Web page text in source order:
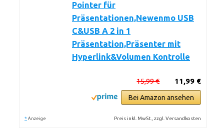
Pointer für
Präsentationen,Newenmo USB
C&USB A 2 in 1
Präsentation,Präsenter mit
Hyperlink&Volumen Kontrolle
11,99 €
15,99 €
Bei Amazon ansehen
* Anzeige Preis inkl. MwSt., zzgl. Versandkosten